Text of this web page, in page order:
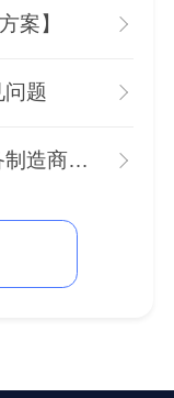
案】
问题
启动无线调试提示“您的设备制造商限制了adb的权限”怎么办？